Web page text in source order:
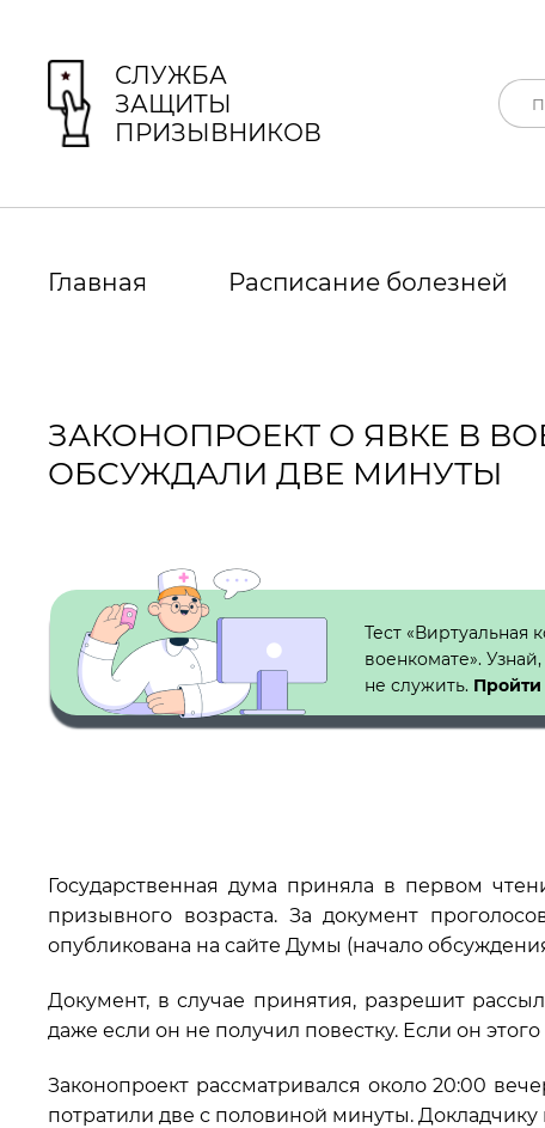
СЛУЖБА
ЗАЩИТЫ
ПРИЗЫВНИКОВ
Главная Расписание болезней
ЗАКОНОПРОЕКТ О ЯВКЕ В
ОБСУЖДАЛИ ДВЕ МИНУТЫ
Кнопка №1
Тест «Виртуальная
военкомате».
не служить. Пройти
Государственная дума приняла в первом
призывного возраста. За документ
опубликована на сайте Думы (начало
Документ, в случае принятия, разрешит
даже если он не получил повестку. Если он
Законопроект рассматривался около 20:00
потратили две с половиной минуты. Докладчику